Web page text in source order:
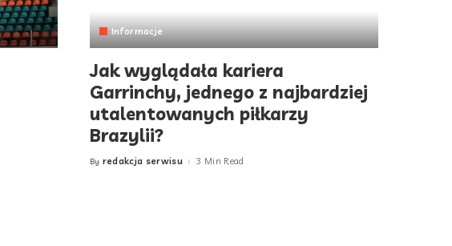
Informacje
Jak wyglądała kariera
Garrinchy, jednego z najbardziej
utalentowanych piłkarzy
Brazylii?
Posted
By redakcja serwisu 3 Min Read